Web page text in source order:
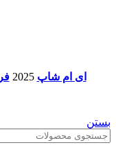
ای ام شاپ 2025
بستن